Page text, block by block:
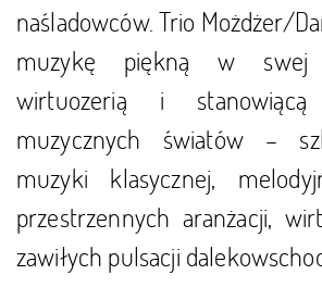
naśladowców. Trio Możdżer/
muzykę piękną w swej
wirtuozerią i stanowiącą
muzycznych światów –
muzyki klasycznej,
przestrzennych aranżacji,
zawiłych pulsacji